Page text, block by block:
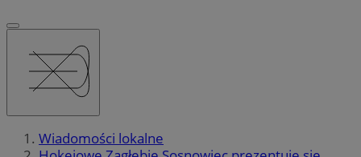
Wiadomości lokalne